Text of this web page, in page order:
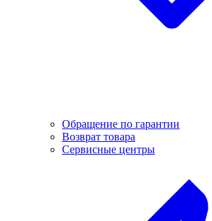
Обращение по гарантии
Возврат товара
Сервисные центры